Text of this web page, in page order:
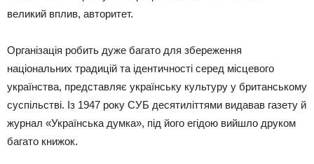
великий вплив, авторитет.
Організація робить дуже багато для збереження
національних традицій та ідентичності серед місцевого
українства, представляє українську культуру у британському
суспільстві. Із 1947 року СУБ десятиліттями видавав газету й
журнал «Українська думка», під його егідою вийшло друком
багато книжок.